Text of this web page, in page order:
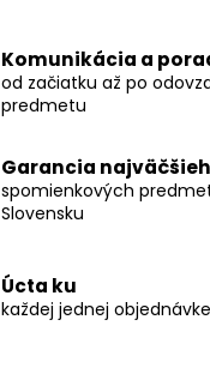
Komunikácia a
od začiatku až po
predmetu
Garancia
spomienkových
Slovensku
Úcta ku
každej jednej objednávke